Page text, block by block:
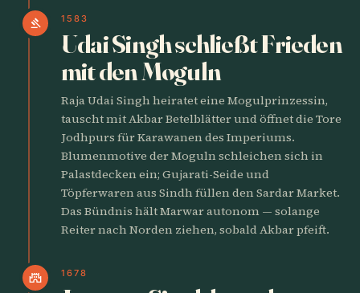
gavel 1583
Udai Singh schließt Frieden
mit den Moguln
Raja Udai Singh heiratet eine Mogulprinzessin,
tauscht mit Akbar Betelblätter und öffnet die Tore
Jodhpurs für Karawanen des Imperiums.
Blumenmotive der Moguln schleichen sich in
Palastdecken ein; Gujarati-Seide und
Töpferwaren aus Sindh füllen den Sardar Market.
Das Bündnis hält Marwar autonom — solange
Reiter nach Norden ziehen, sobald Akbar pfeift.
castle 1678